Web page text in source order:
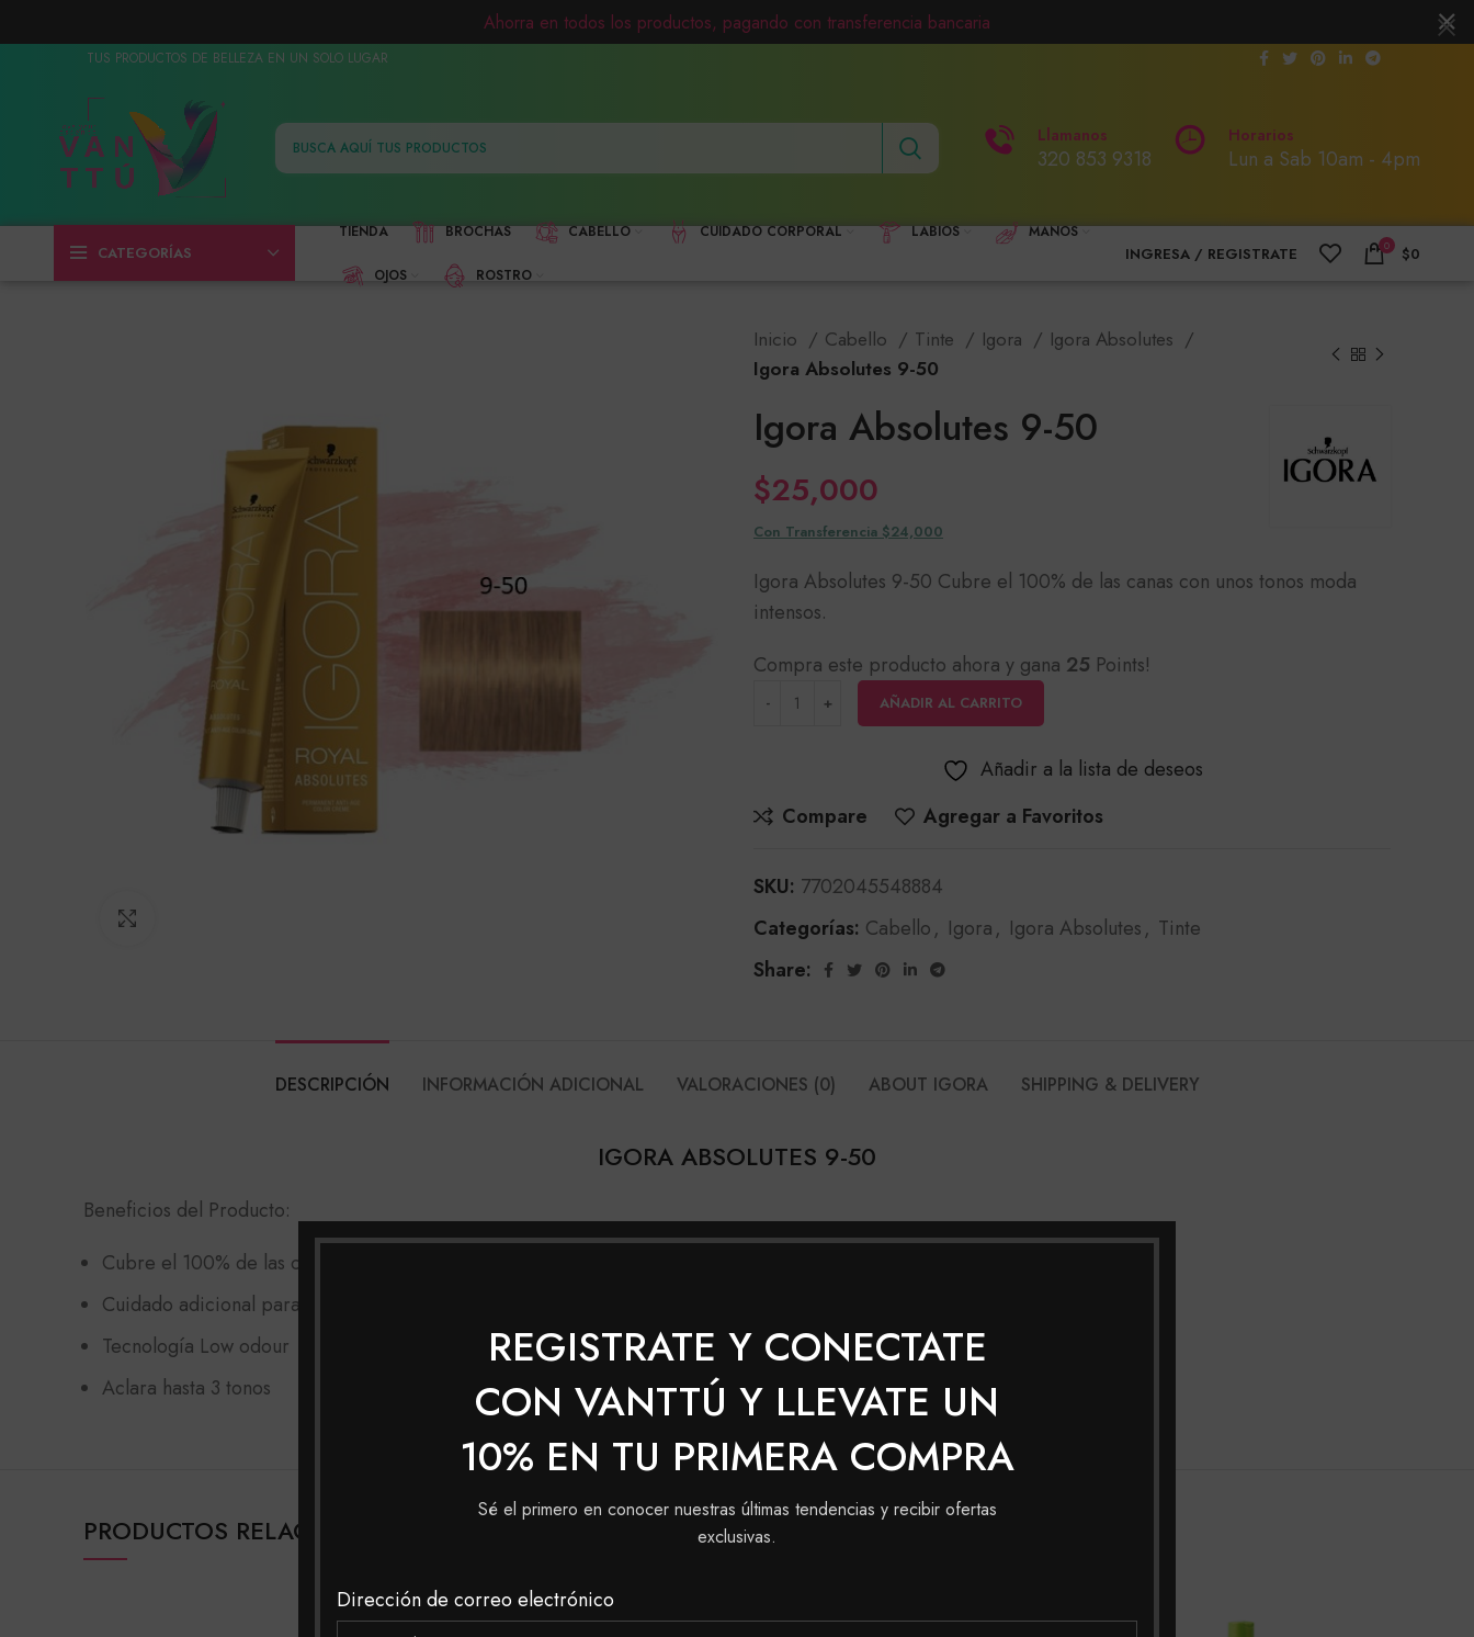
REGISTRATE Y CONECTATE
CON VANTTÚ Y LLEVATE UN
10% EN TU PRIMERA COMPRA
Sé el primero en conocer nuestras últimas tendencias y recibir ofertas
exclusivas.
Dirección de correo electrónico
TUS PRODUCTOS DE BELLEZA EN UN SOLO LUGAR
Llamanos
320 853 9318
Horarios
Lun a Sab 10am - 4pm
CATEGORÍAS
TIENDA BROCHAS CABELLO CUIDADO CORPORAL LABIOS MANOS
OJOS ROSTRO
INGRESA / REGISTRATE 0 $0
Inicio Cabello Tinte Igora
Igora Absolutes
Igora Absolutes 9-50
Igora Absolutes 9-50
$25,000
Con Transferencia $24,000
Igora Absolutes 9-50 Cubre el 100% de las canas con unos tonos moda
intensos.
Compra este producto ahora y gana 25 Points!
AÑADIR AL CARRITO
Añadir a la lista de deseos
Compare
Agregar a Favoritos
SKU: 7702045548884
Categorías: Cabello, Igora, Igora Absolutes, Tinte
Share:
DESCRIPCIÓN INFORMACIÓN ADICIONAL VALORACIONES (0) ABOUT IGORA SHIPPING & DELIVERY
IGORA ABSOLUTES 9-50
Beneficios del Producto:
Cubre el 100% de las canas con unos tonos moda intensos
Cuidado adicional para cabello maduro: Complejo Pro-Age con Siliamina y Colágeno
Tecnología Low odour
Aclara hasta 3 tonos
PRODUCTOS RELACIONADOS
SOLD
OUT
Ahorra en todos los productos, pagando con transferencia bancaria